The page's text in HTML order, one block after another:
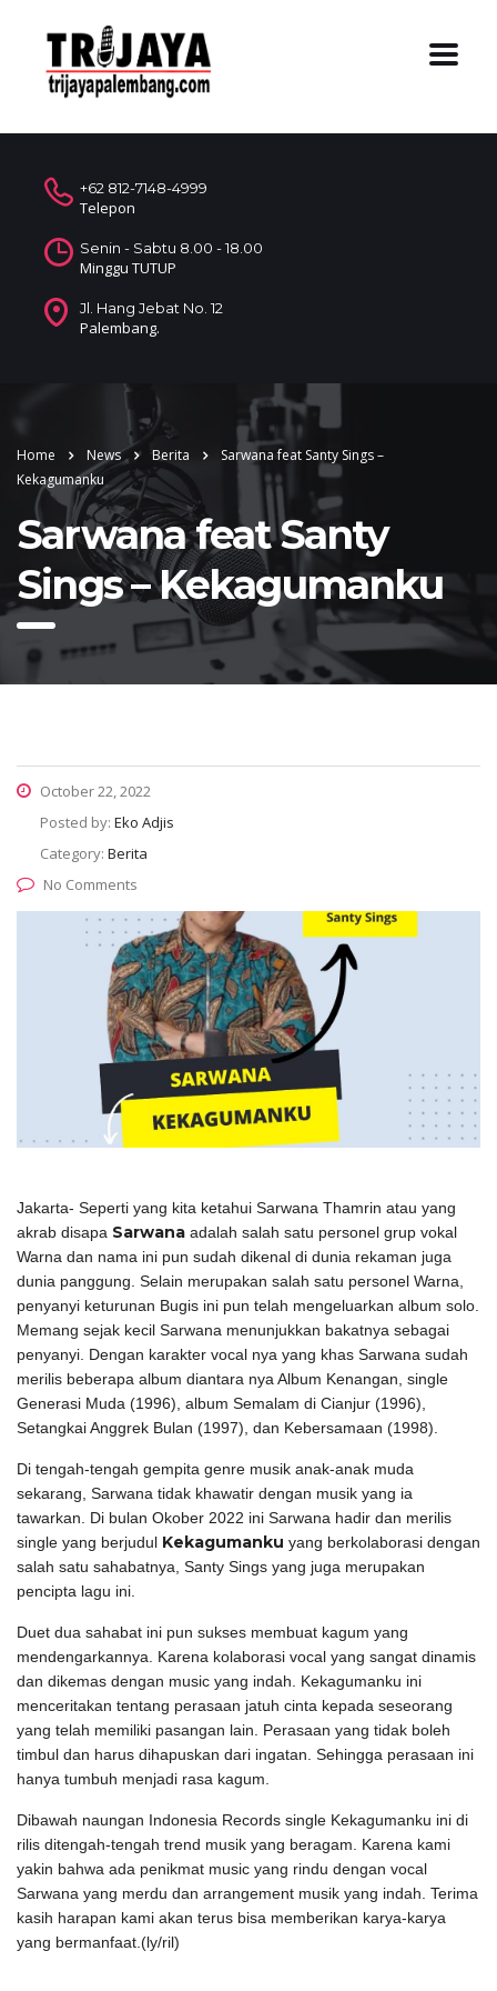
+62 812-7148-4999
Telepon
Senin - Sabtu 8.00 - 18.00
Minggu TUTUP
Jl. Hang Jebat No. 12
Palembang.
Home News Berita
Sarwana feat Santy Sings –
Kekagumanku
Sarwana feat Santy
Sings – Kekagumanku
October 22, 2022
Posted by: Eko Adjis
Category: Berita
No Comments
Jakarta- Seperti yang kita ketahui Sarwana Thamrin atau yang
akrab disapa Sarwana adalah salah satu personel grup vokal
Warna dan nama ini pun sudah dikenal di dunia rekaman juga
dunia panggung. Selain merupakan salah satu personel Warna,
penyanyi keturunan Bugis ini pun telah mengeluarkan album solo.
Memang sejak kecil Sarwana menunjukkan bakatnya sebagai
penyanyi. Dengan karakter vocal nya yang khas Sarwana sudah
merilis beberapa album diantara nya Album Kenangan, single
Generasi Muda (1996), album Semalam di Cianjur (1996),
Setangkai Anggrek Bulan (1997), dan Kebersamaan (1998).
Di tengah-tengah gempita genre musik anak-anak muda
sekarang, Sarwana tidak khawatir dengan musik yang ia
tawarkan. Di bulan Okober 2022 ini Sarwana hadir dan merilis
single yang berjudul Kekagumanku yang berkolaborasi dengan
salah satu sahabatnya, Santy Sings yang juga merupakan
pencipta lagu ini.
Duet dua sahabat ini pun sukses membuat kagum yang
mendengarkannya. Karena kolaborasi vocal yang sangat dinamis
dan dikemas dengan music yang indah. Kekagumanku ini
menceritakan tentang perasaan jatuh cinta kepada seseorang
yang telah memiliki pasangan lain. Perasaan yang tidak boleh
timbul dan harus dihapuskan dari ingatan. Sehingga perasaan ini
hanya tumbuh menjadi rasa kagum.
Dibawah naungan Indonesia Records single Kekagumanku ini di
rilis ditengah-tengah trend musik yang beragam. Karena kami
yakin bahwa ada penikmat music yang rindu dengan vocal
Sarwana yang merdu dan arrangement musik yang indah. Terima
kasih harapan kami akan terus bisa memberikan karya-karya
yang bermanfaat.(ly/ril)